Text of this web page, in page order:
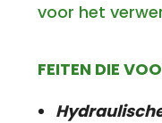
voor het
FEITEN DIE